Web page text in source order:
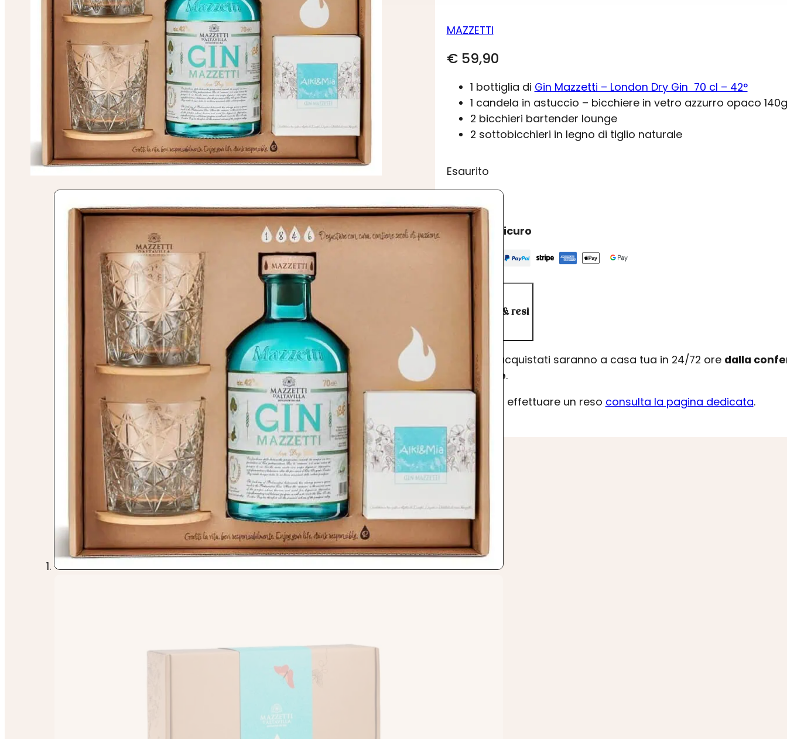
MAZZETTI
€59,90
1 bottiglia di Gin Mazzetti – London Dry Gin 70 cl – 42°
1 candela in astuccio – bicchiere in vetro azzurro opaco 140g
2 bicchieri bartender lounge
2 sottobicchieri in legno di tiglio naturale
Esaurito
Acquisto sicuro
Spedizioni & resi
I prodotti acquistati saranno a casa tua in 24/72 ore dalla
dell’ordine.
Se desideri effettuare un reso consulta la pagina dedicata.